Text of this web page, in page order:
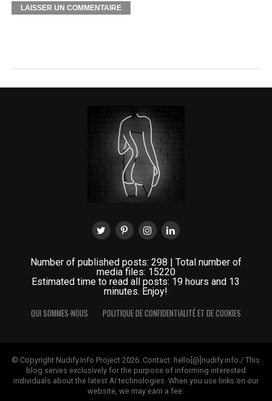
Number of published posts: 298 | Total number of
media files: 15220
Estimated time to read all posts: 19 hours and 13
minutes. Enjoy!
QUI SOMMES-NOUS
POLITIQUE DE CONFIDENTIALITÉ ET DE COOKIES
© Copyright Nudify.Info Project 2026. Contact: hello[@]nudify.info / This
blog serves exclusively for the purpose of informing interested
individuals about the latest AI technologies. When you use links on our
website, we may earn a fee.